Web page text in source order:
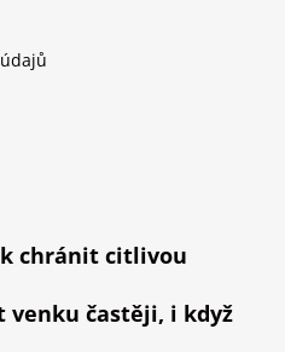
chránit citlivou
venku častěji, i když